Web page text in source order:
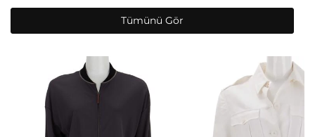
Tümünü Gör